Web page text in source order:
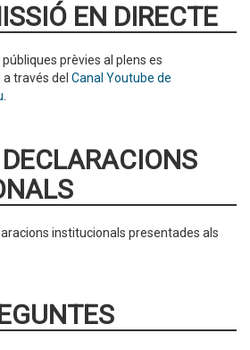
EN DIRECTE
prèvies al plens es
través del Canal Youtube de
institucionals presentades als